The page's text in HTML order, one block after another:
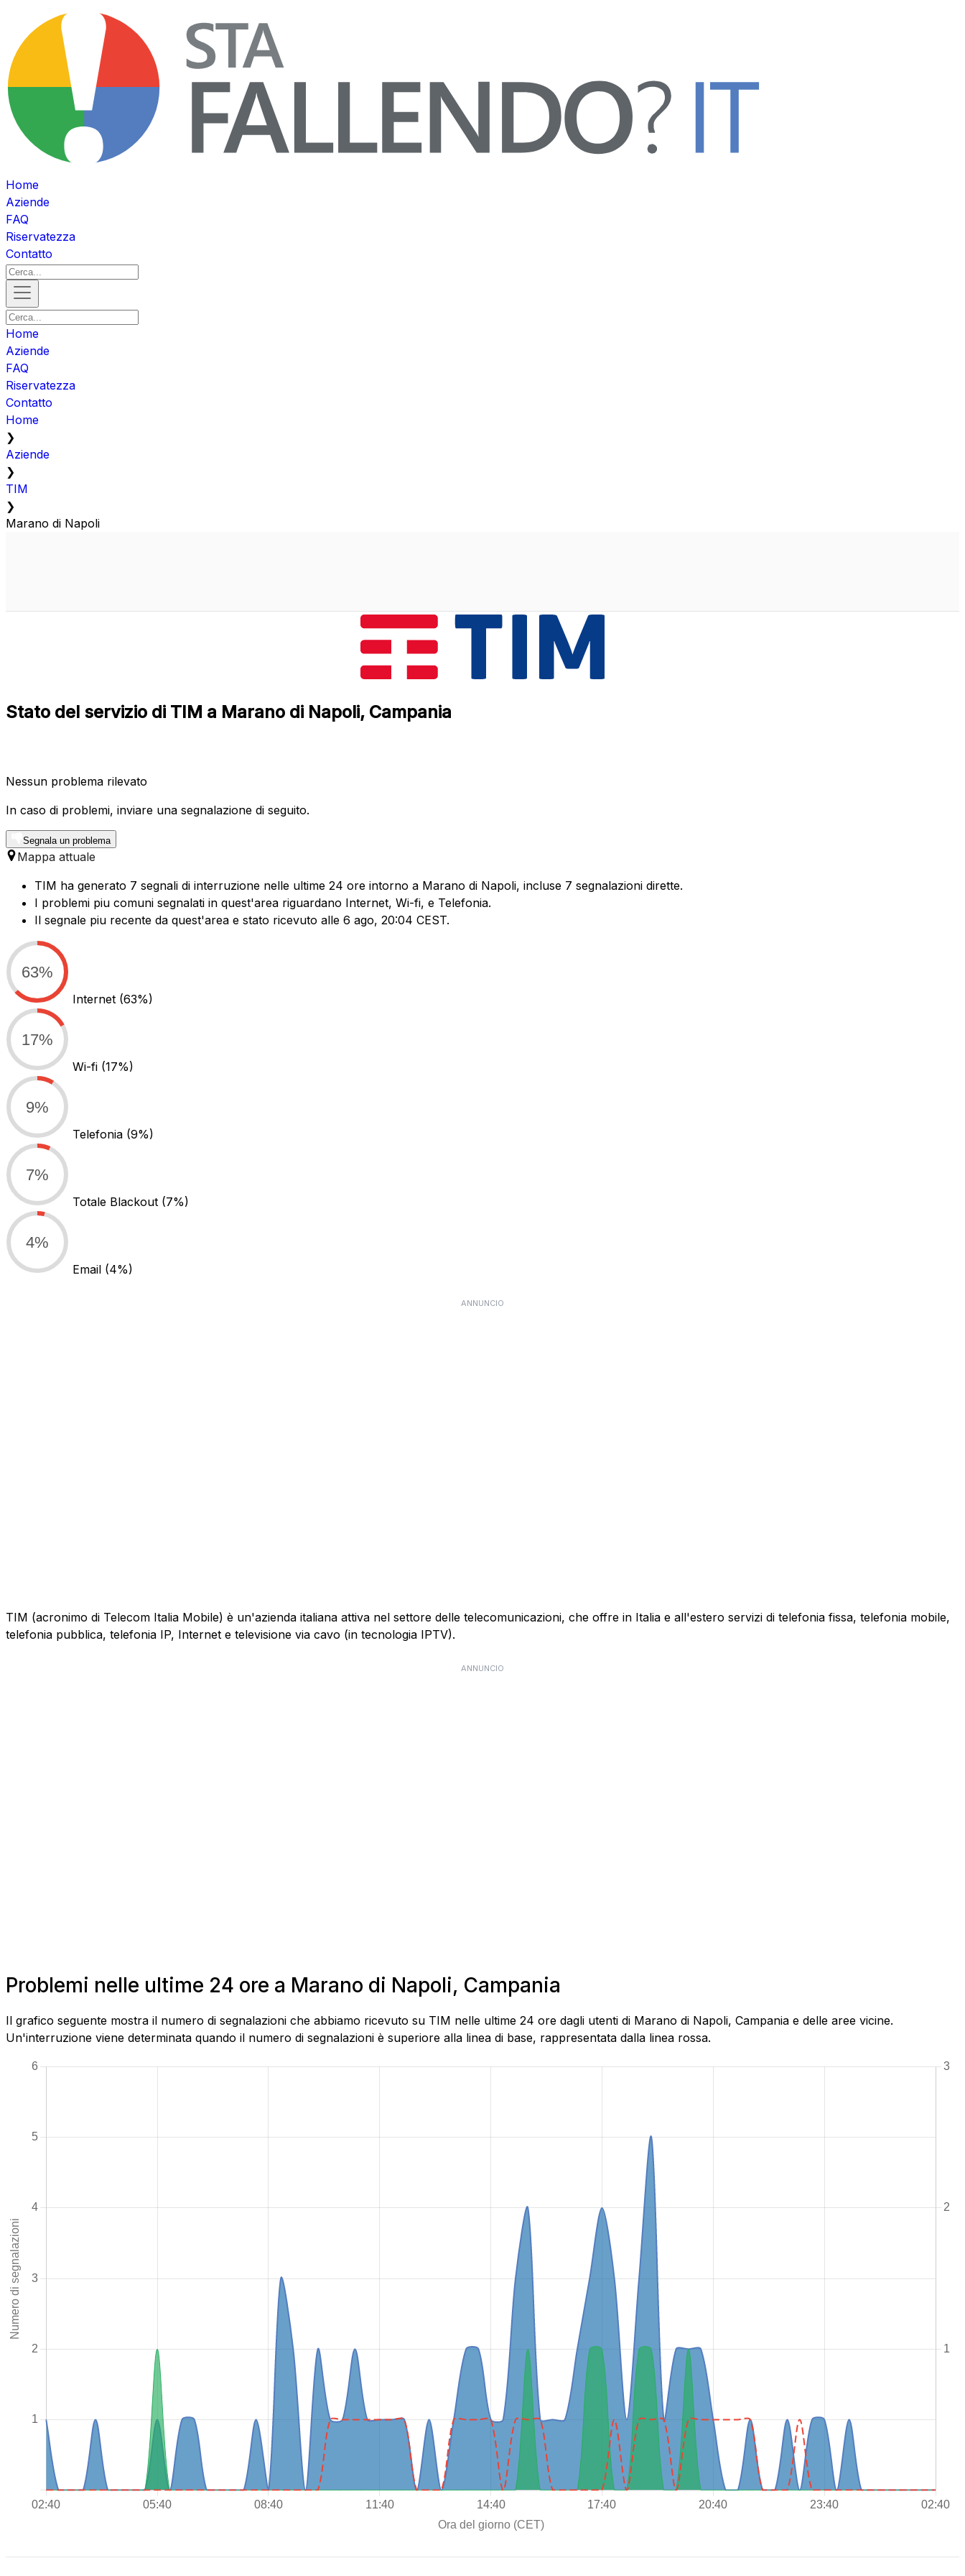
Home
Aziende
FAQ
Riservatezza
Contatto
Home
Aziende
FAQ
Riservatezza
Contatto
Home
❯
Aziende
❯
TIM
❯
Marano di Napoli
Stato del servizio di TIM a Marano di Napoli, Campania
Nessun problema rilevato
In caso di problemi, inviare una segnalazione di seguito.
Segnala un problema
Mappa attuale
TIM ha generato 7 segnali di interruzione nelle ultime 24 ore intorno a Marano di Napoli, incluse 7 segnalazioni dirette.
I problemi piu comuni segnalati in quest'area riguardano Internet, Wi-fi, e Telefonia.
Il segnale piu recente da quest'area e stato ricevuto alle 6 ago, 20:04 CEST.
63%
Internet (63%)
17%
Wi-fi (17%)
9%
Telefonia (9%)
7%
Totale Blackout (7%)
4%
Email (4%)
ANNUNCIO
TIM (acronimo di Telecom Italia Mobile) è un'azienda italiana attiva nel settore delle telecomunicazioni, che offre in Italia e all'estero servizi di telefonia fissa, telefonia mobile,
telefonia pubblica, telefonia IP, Internet e televisione via cavo (in tecnologia IPTV).
ANNUNCIO
Problemi nelle ultime 24 ore a Marano di Napoli, Campania
Il grafico seguente mostra il numero di segnalazioni che abbiamo ricevuto su TIM nelle ultime 24 ore dagli utenti di Marano di Napoli, Campania e delle aree vicine.
Un'interruzione viene determinata quando il numero di segnalazioni è superiore alla linea di base, rappresentata dalla linea rossa.